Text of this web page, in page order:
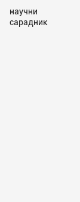
научни
сарадник